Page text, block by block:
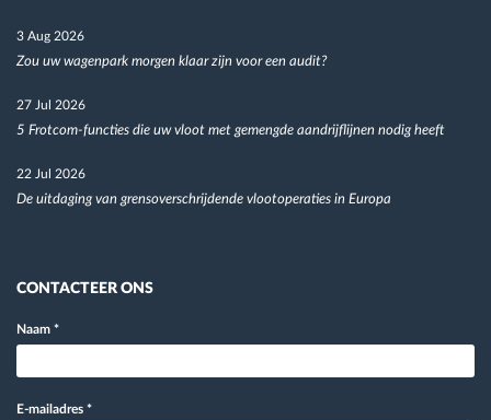
3 Aug 2026
Zou uw wagenpark morgen klaar zijn voor een audit?
27 Jul 2026
5 Frotcom-functies die uw vloot met gemengde aandrijflijnen nodig heeft
22 Jul 2026
De uitdaging van grensoverschrijdende vlootoperaties in Europa
CONTACTEER ONS
Naam *
E-mailadres *